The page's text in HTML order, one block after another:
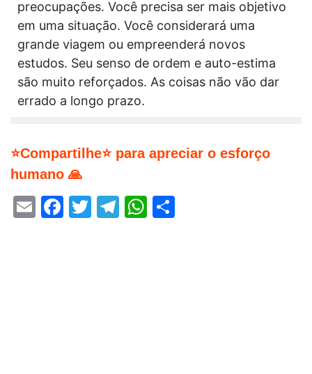
preocupações. Você precisa ser mais objetivo
em uma situação. Você considerará uma
grande viagem ou empreenderá novos
estudos. Seu senso de ordem e auto-estima
são muito reforçados. As coisas não vão dar
errado a longo prazo.
⭐Compartilhe⭐ para apreciar o esforço
humano 🙏
EmailFacebook
Twitter
Telegram
WhatsApp